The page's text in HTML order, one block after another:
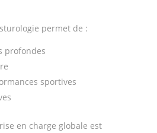
permet de :
profondes
sportives
en charge globale est